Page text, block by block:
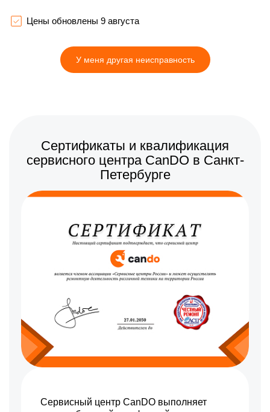
Замена таймера
Ремонт электропроводки
750 р
мощности конфорки
Заказать
Ремонт платы сенсорного
1250 р
Замена чугунной конфорки Заказать
Цены обновлены 9 августа
У меня другая неисправность
Сертификаты и квалификация
сервисного центра CanDO в Санкт-
Петербурге
Сервисный центр CanDO выполняет